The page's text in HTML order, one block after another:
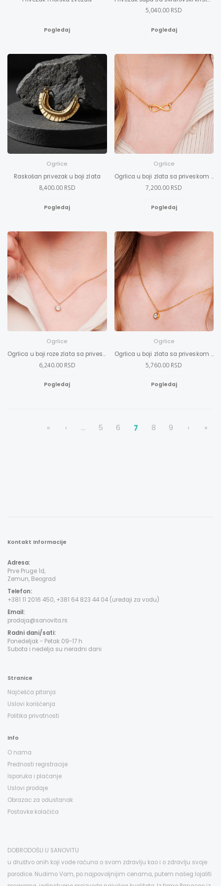
Pogledaj
5,040.00 RSD
Pogledaj
Ogrlice
Raskošan privezak u boji zlata
8,400.00 RSD
Pogledaj
Ogrlice
Ogrlica u boji zlata sa priveskom beskonačnost S-L
7,200.00 RSD
Pogledaj
Ogrlice
Ogrlica u boji roze zlata sa priveskom i Swarovski kristalom S-L
6,240.00 RSD
Pogledaj
Ogrlice
Ogrlica u boji zlata sa priveskom i Swarovski kristalom S-L
5,760.00 RSD
Pogledaj
« ‹ ... 5 6 7 8 9 › »
Kontakt Informacije
Adresa:
Prve Pruge 1d,
Zemun, Beograd
Telefon:
+381 11 2016 450, +381 64 823 44 04 (uređaji za vodu)
Email:
prodaja@sanovita.rs
Radni dani/sati:
Ponedeljak - Petak 09-17 h
Subota i nedelja su neradni dani
Stranice
Najčešća pitanja
Uslovi korišćenja
Politika privatnosti
Info
O nama
Prednosti registracije
Isporuka i plaćanje
Uslovi prodaje
Obrazac za odustanak
Postavke kolačića
DOBRODOŠLI U SANOVITU
u društvo onih koji vode računa o svom zdravlju kao i o zdravlju svoje
porodice. Nudimo Vam, po najpovoljnijim cenama, putem našeg lojaliti